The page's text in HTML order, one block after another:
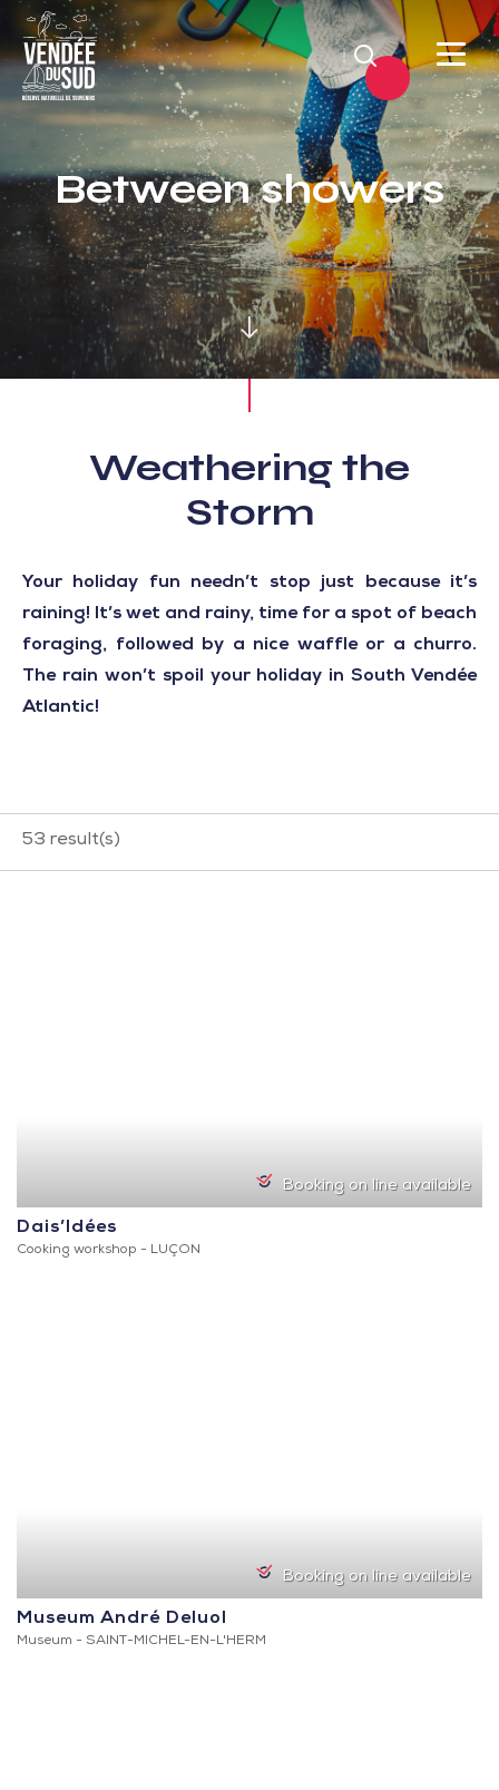
Sud
Vendée
Littoral
TourismSouth
Vendée
Atlantic
Search
Between showers
Weathering the
Storm
Your holiday fun needn’t stop just because it’s
raining! It’s wet and rainy, time for a spot of beach
foraging, followed by a nice waffle or a churro.
The rain won’t spoil your holiday in South Vendée
Atlantic!
53 result(s)
Booking on line available
Dais’Idées
Cooking workshop - LUÇON
Booking on line available
Museum André Deluol
Museum - SAINT-MICHEL-EN-L'HERM